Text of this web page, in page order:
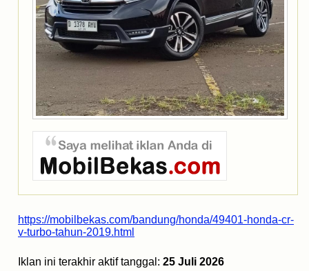
https://mobilbekas.com/bandung/honda/49401-honda-cr-
v-turbo-tahun-2019.html
Iklan ini terakhir aktif tanggal: 25 Juli 2026